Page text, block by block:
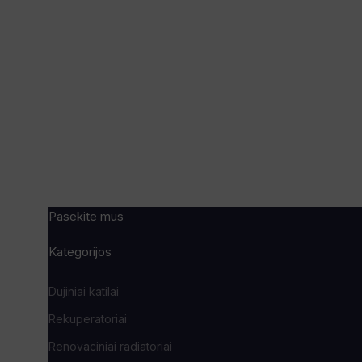
Pasekite mus
Kategorijos
Dujiniai katilai
Rekuperatoriai
Renovaciniai radiatoriai